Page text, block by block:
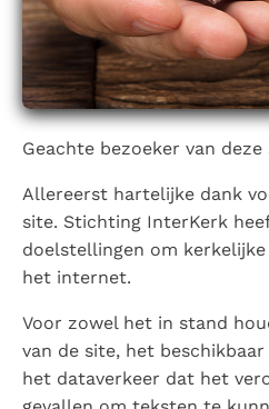
Berichten
Paus naar Pavia om o.a. H.
Het Vaticaan publiceert een
van het Romeins
Vaticaanse financiële
Paus spreekt het
Paus Leo XIV in Pavia: "De
een taak"
RK Documenten stelt
Katholieke Kerk in het
en is volledig afhankelijk
Geachte bezoeker van deze
Allereerst hartelijke dank
site. Stichting InterKerk
doelstellingen om
het internet.
Voor zowel het in stand
van de site, het
het dataverkeer dat het